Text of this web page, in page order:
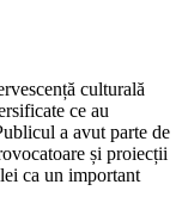
culturală
ce au
a avut parte de
și proiecții
ca un important